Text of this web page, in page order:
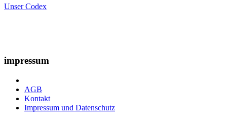
Unser Codex
impressum
AGB
Kontakt
Impressum und Datenschutz